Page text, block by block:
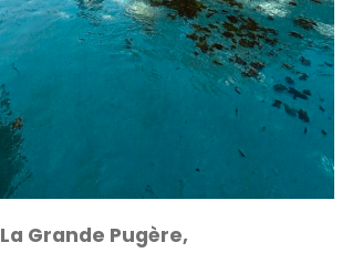
La Grande Pugère,